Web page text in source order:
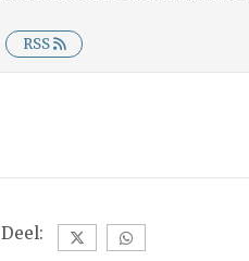
RSS
Deel: